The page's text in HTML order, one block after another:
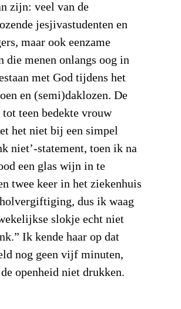
zijn: veel van de
jesjivastudenten en
maar ook eenzame
die menen onlangs oog in
met God tijdens het
en (semi)daklozen. De
teen bedekte vrouw
het niet bij een simpel
niet’-statement, toen ik na
een glas wijn in te
twee keer in het ziekenhuis
dus ik waag
slokje echt niet
Ik kende haar op dat
nog geen vijf minuten,
openheid niet drukken.